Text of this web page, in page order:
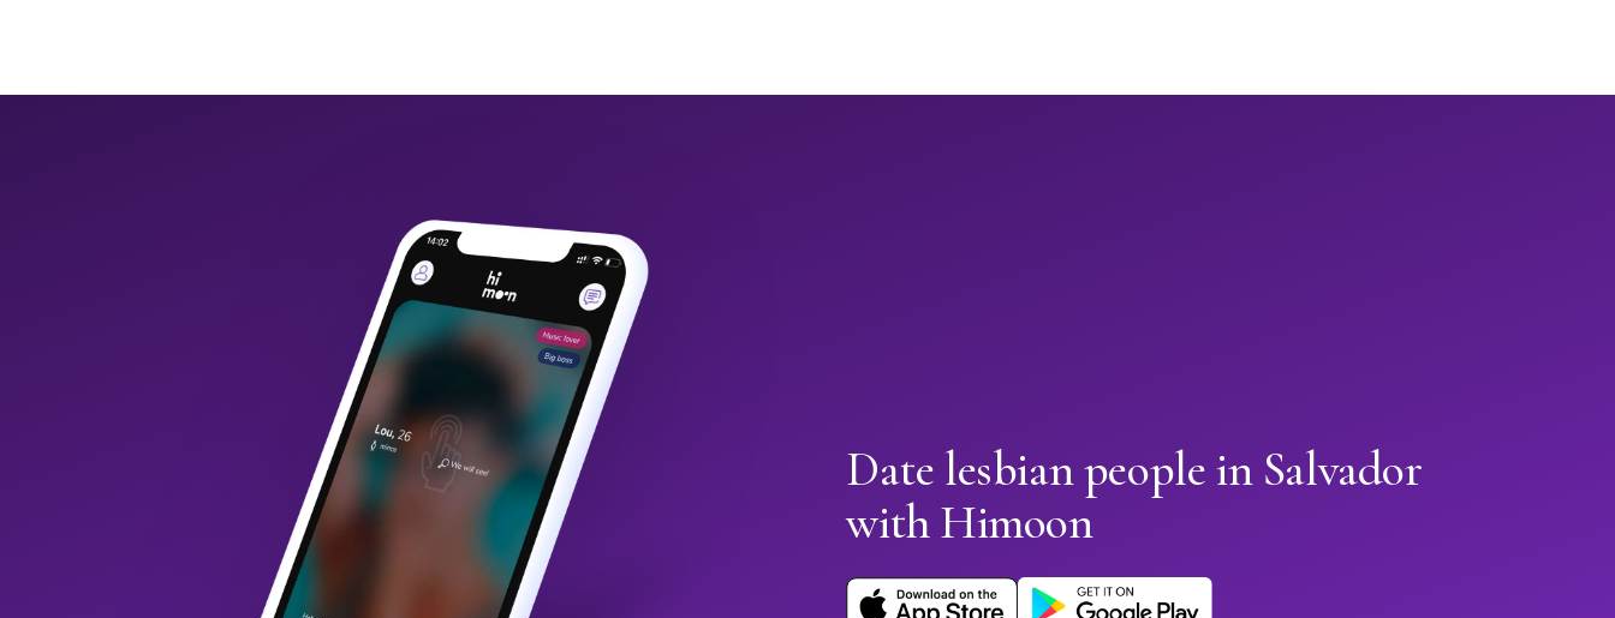
Date lesbian people in Salvador
with Himoon